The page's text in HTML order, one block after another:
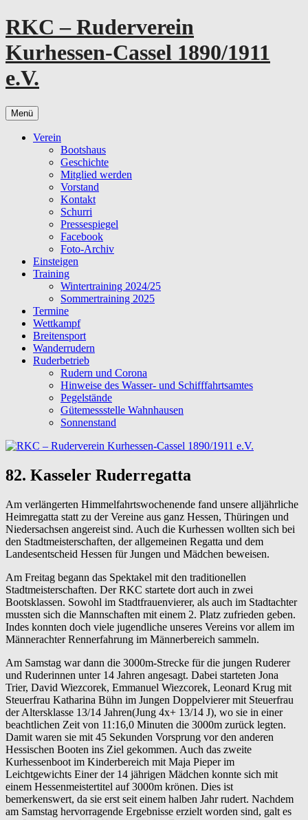
Zum
Inhalt
springen
RKC – Ruderverein
Kurhessen-Cassel 1890/1911
e.V.
Menü
Verein
Bootshaus
Geschichte
Mitglied werden
Vorstand
Kontakt
Schurri
Pressespiegel
Facebook
Foto-Archiv
Einsteigen
Training
Wintertraining 2024/25
Sommertraining 2025
Termine
Wettkampf
Breitensport
Wanderrudern
Ruderbetrieb
Rudern und Corona
Hinweise des Wasser- und Schifffahrtsamtes
Pegelstände
Gütemessstelle Wahnhausen
Sonnenstand
82. Kasseler Ruderregatta
Am verlängerten Himmelfahrtswochenende fand unsere alljährliche
Heimregatta statt zu der Vereine aus ganz Hessen, Thüringen und
Niedersachsen angereist sind. Auch die Kurhessen wollten sich bei
den Stadtmeisterschaften, der allgemeinen Regatta und dem
Landesentscheid Hessen für Jungen und Mädchen beweisen.
Am Freitag begann das Spektakel mit den traditionellen
Stadtmeisterschaften. Der RKC startete dort auch in zwei
Bootsklassen. Sowohl im Stadtfrauenvierer, als auch im Stadtachter
mussten sich die Mannschaften mit einem 2. Platz zufrieden geben.
Indes konnten doch viele jugendliche unseres Vereins vor allem im
Männerachter Rennerfahrung im Männerbereich sammeln.
Am Samstag war dann die 3000m-Strecke für die jungen Ruderer
und Ruderinnen unter 14 Jahren angesagt. Dabei starteten Jona
Trier, David Wiezcorek, Emmanuel Wiezcorek, Leonard Krug mit
Steuerfrau Katharina Bühn im Jungen Doppelvierer mit Steuerfrau
der Altersklasse 13/14 Jahren(Jung 4x+ 13/14 J), wo sie in einer
beachtlichen Zeit von 11:16,0 Minuten die 3000m zurück legten.
Damit waren sie mit 45 Sekunden Vorsprung vor den anderen
Hessischen Booten ins Ziel gekommen. Auch das zweite
Kurhessenboot im Kinderbereich mit Maja Pieper im
Leichtgewichts Einer der 14 jährigen Mädchen konnte sich mit
einem Hessenmeistertitel auf 3000m krönen. Dies ist
bemerkenswert, da sie erst seit einem halben Jahr rudert. Nachdem
am Samstag hervorragende Ergebnisse erzielt worden sind, galt es